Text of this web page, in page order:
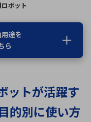
リューション
宇宙・防衛
検査・分析機器
行
や行
ボット
途を
ら
ットが活躍す
的別に使い方